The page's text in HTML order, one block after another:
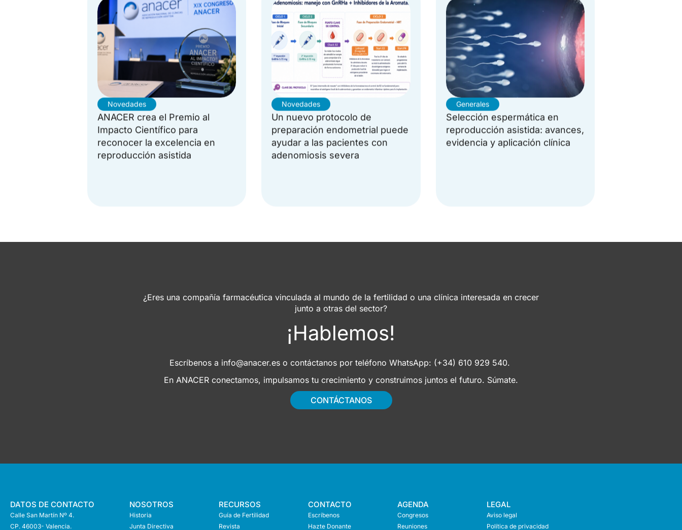
Novedades
ANACER crea el Premio al
Impacto Científico para
reconocer la excelencia en
reproducción asistida
Novedades
Un nuevo protocolo de
preparación endometrial puede
ayudar a las pacientes con
adenomiosis severa
Generales
Selección espermática en
reproducción asistida: avances,
evidencia y aplicación clínica
¿Eres una compañía farmacéutica vinculada al mundo de la fertilidad o una clínica interesada en crecer
junto a otras del sector?
¡Hablemos!
Escríbenos a info@anacer.es o contáctanos por teléfono WhatsApp: (+34) 610 929 540.
En ANACER conectamos, impulsamos tu crecimiento y construimos juntos el futuro. Súmate.
CONTÁCTANOS
DATOS DE CONTACTO
Calle San Martín Nº 4.
CP. 46003- Valencia.
NOSOTROS
Historia
Junta Directiva
RECURSOS
Guía de Fertilidad
Revista
CONTACTO
Escríbenos
Hazte Donante
AGENDA
Congresos
Reuniones
LEGAL
Aviso legal
Política de privacidad